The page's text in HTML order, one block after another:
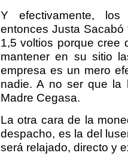
Y efectivamente, los
entonces Justa Sacabó
1,5 voltios porque cree
mantener en su sitio
empresa es un mero
nadie. A no ser que la
Madre Cegasa.
La otra cara de la
despacho, es la del
será relajado, directo y